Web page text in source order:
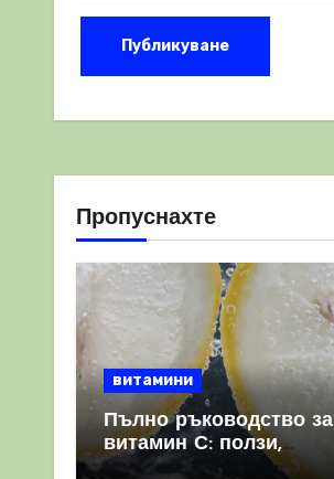
Пропуснахте
витамини
Пълно ръководство за
витамин С: ползи,
източници и защо е